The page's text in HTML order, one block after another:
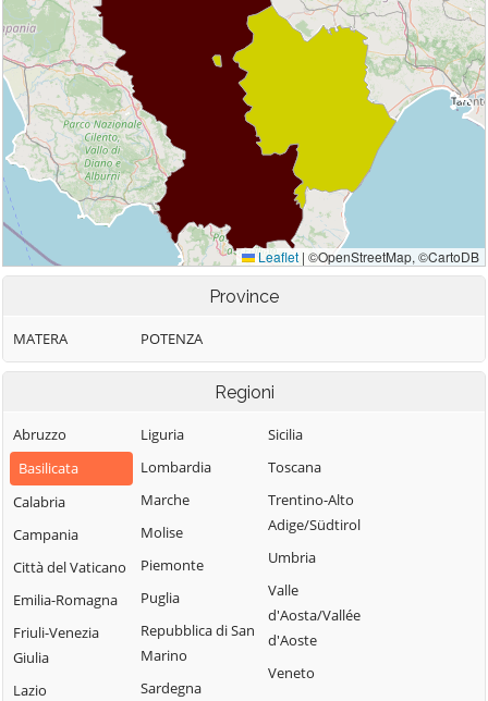
Province
MATERA POTENZA
Regioni
Abruzzo
Basilicata
Calabria
Campania
Città del Vaticano
Emilia-Romagna
Friuli-Venezia
Giulia
Lazio
Liguria
Lombardia
Marche
Molise
Piemonte
Puglia
Repubblica di San
Marino
Sardegna
Sicilia
Toscana
Trentino-Alto
Adige/Südtirol
Umbria
Valle
d'Aosta/Vallée
d'Aoste
Veneto